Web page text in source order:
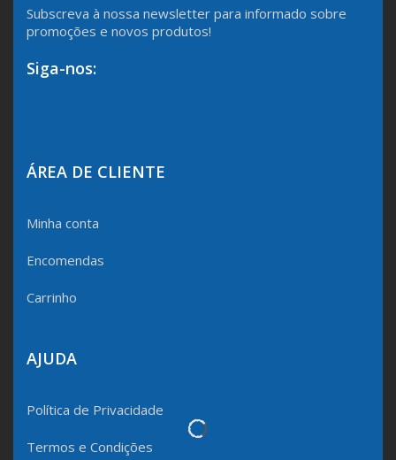
Subscreva à nossa newsletter para informado sobre
promoções e novos produtos!
Siga-nos:
ÁREA DE CLIENTE
Minha conta
Encomendas
Carrinho
AJUDA
Política de Privacidade
Termos e Condições